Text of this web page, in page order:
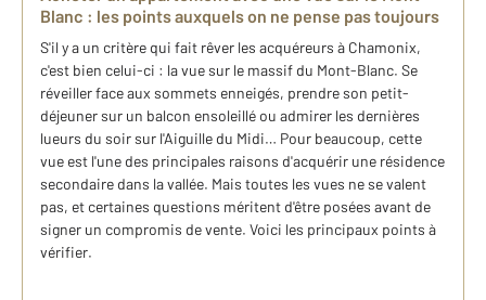
Blanc : les points auxquels on ne pense pas toujours
S'il y a un critère qui fait rêver les acquéreurs à Chamonix,
c'est bien celui-ci : la vue sur le massif du Mont-Blanc. Se
réveiller face aux sommets enneigés, prendre son petit-
déjeuner sur un balcon ensoleillé ou admirer les dernières
lueurs du soir sur l'Aiguille du Midi… Pour beaucoup, cette
vue est l'une des principales raisons d'acquérir une résidence
secondaire dans la vallée. Mais toutes les vues ne se valent
pas, et certaines questions méritent d'être posées avant de
signer un compromis de vente. Voici les principaux points à
vérifier.